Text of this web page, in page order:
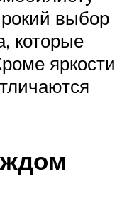
выбор
которые
яркости